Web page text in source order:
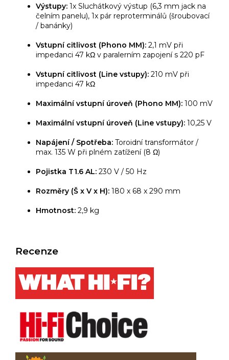
Výstupy: 1x Sluchátkový výstup (6,3 mm jack na
čelním panelu), 1x pár reproterminálů (šroubovací
/ banánky)
Vstupní citlivost (Phono MM): 2,1 mV při
impedanci 47 kΩ v paralerním zapojení s 220 pF
Vstupní citlivost (Line vstupy): 210 mV při
impedanci 47 kΩ
Maximální vstupní úroveň (Phono MM): 100 mV
Maximální vstupní úroveň (Line vstupy): 10,25 V
Napájení / Spotřeba: Toroidní transformátor /
max. 135 W při plném zatížení (8 Ω)
Pojistka T1.6 AL: 230 V / 50 Hz
Rozměry (Š x V x H): 180 x 68 x 290 mm
Hmotnost: 2,9 kg
Recenze